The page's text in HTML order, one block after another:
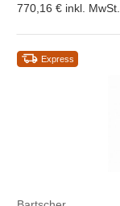
770,16 € inkl. MwSt.
Express